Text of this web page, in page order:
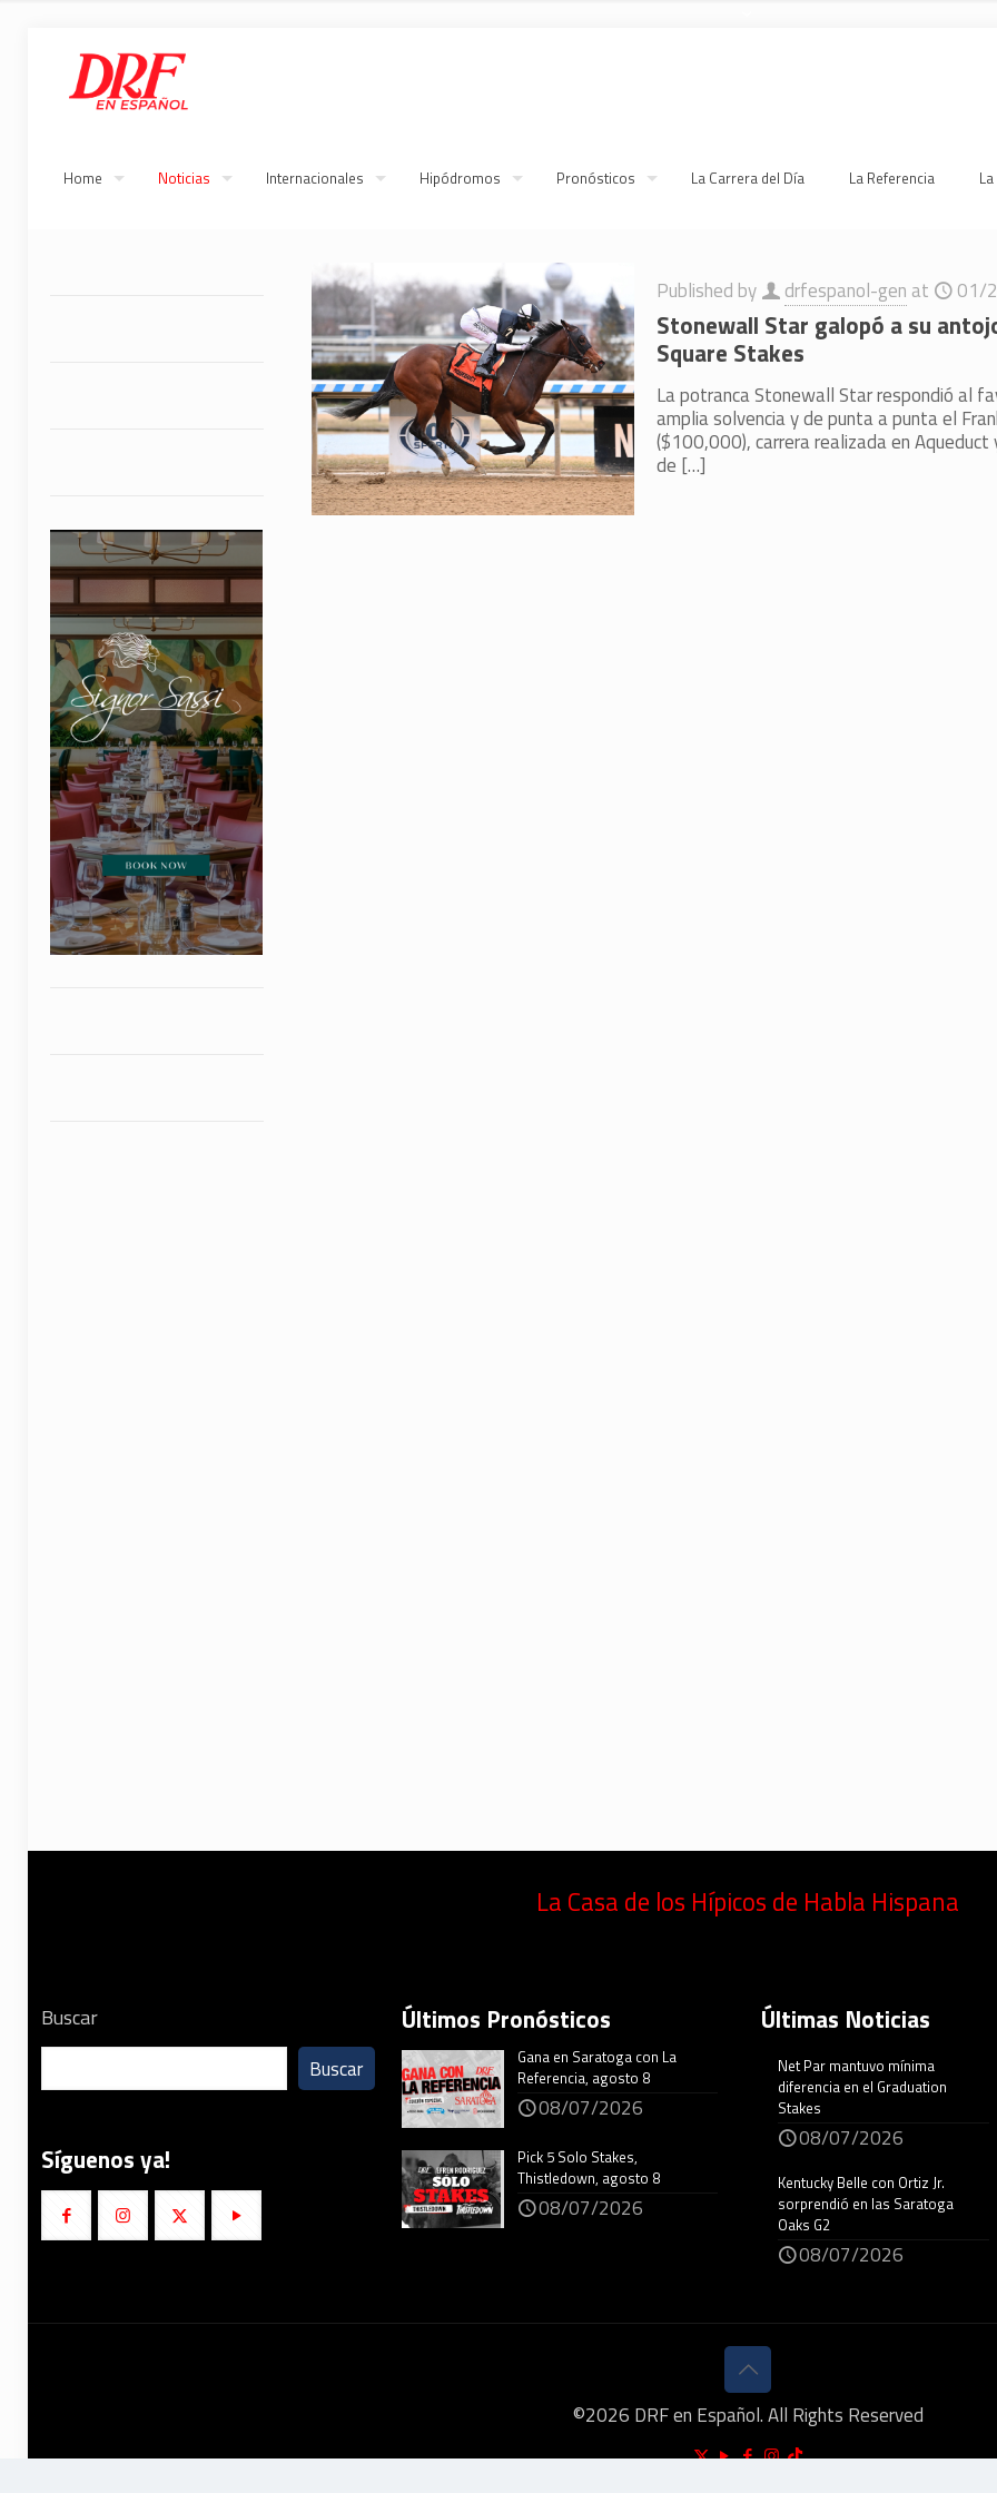
Home Noticias Internacionales Hipódromos Pronósticos La Carrera del Día La Referencia
Published by drfespanol-gen at 01/
Stonewall Star galopó a su
Square Stakes
La potranca Stonewall Star respondió al
amplia solvencia y de punta a punta el
($100,000), carrera realizada en Aqueduct
de […]
La Casa de los Hípicos de Habla Hispana
Buscar
Buscar
Síguenos ya!
Últimos Pronósticos
Gana en Saratoga con La
Referencia, agosto 8
08/07/2026
Pick 5 Solo Stakes,
Thistledown, agosto 8
08/07/2026
Últimas Noticias
Net Par mantuvo mínima
diferencia en el Graduation
Stakes
08/07/2026
Kentucky Belle con Ortiz Jr.
sorprendió en las Saratoga
Oaks G2
08/07/2026
©2026 DRF en Español. All Rights Reserved